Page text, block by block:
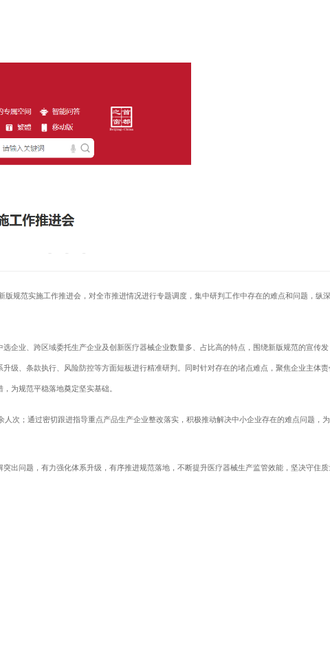
规范实施工作推进会，对全市推进情况进行专题调度，集中研判工作中存在的难点和问题，纵
业、跨区域委托生产企业及创新医疗器械企业数量多、占比高的特点，围绕新版规范的宣传发
级、条款执行、风险防控等方面短板进行精准研判。同时针对存在的堵点难点，聚焦企业主体责
为规范平稳落地奠定坚实基础。
；通过密切跟进指导重点产品生产企业整改落实，积极推动解决中小企业存在的难点问题，
问题，有力强化体系升级，有序推进规范落地，不断提升医疗器械生产监管效能，坚决守住质